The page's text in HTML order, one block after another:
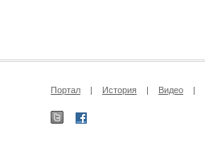
Портал | История | Видео |